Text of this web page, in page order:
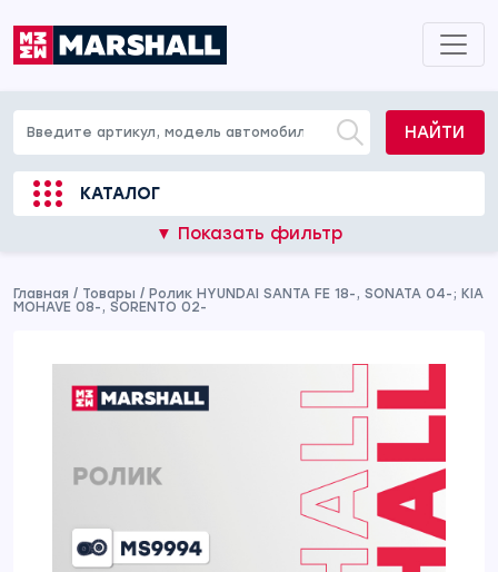
НАЙТИ
КАТАЛОГ
▼ Показать фильтр
Главная / Товары / Ролик HYUNDAI SANTA FE 18-, SONATA 04-; KIA
MOHAVE 08-, SORENTO 02-